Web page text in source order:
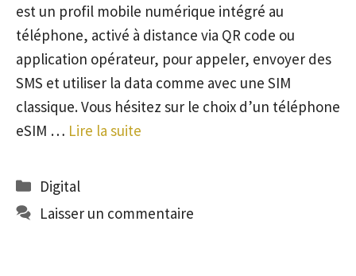
est un profil mobile numérique intégré au
téléphone, activé à distance via QR code ou
application opérateur, pour appeler, envoyer des
SMS et utiliser la data comme avec une SIM
classique. Vous hésitez sur le choix d’un téléphone
eSIM … Lire la suite
Catégories
Digital
Laisser un commentaire